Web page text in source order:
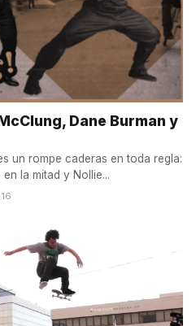
Dane Burman y
un rompe caderas en toda regla:
la mitad y Nollie...